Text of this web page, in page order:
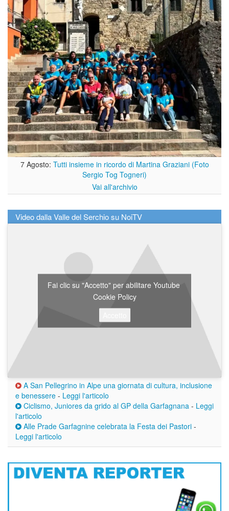
7 Agosto: Tutti insieme in ricordo di Martina Graziani (Foto
Sergio Tog Togneri)
Vai all'archivio
Video dalla Valle del Serchio su NoiTV
Fai clic su "Accetto" per abilitare Youtube
Cookie Policy
A San Pellegrino in Alpe una giornata di cultura, inclusione
e benessere - Leggi l'articolo
Ciclismo, Juniores da grido al GP della Garfagnana - Leggi
l'articolo
Alle Prade Garfagnine celebrata la Festa dei Pastori -
Leggi l'articolo